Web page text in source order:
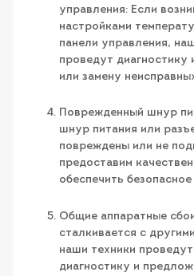
управления: Если
настройками
панели управления,
проведут диагностику
или замену
Поврежденный шнур
шнур питания или
повреждены или не
предоставим
обеспечить
Общие аппаратные
сталкивается с
наши техники
диагностику и